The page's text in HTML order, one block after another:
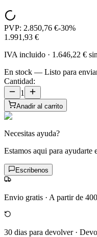
PVP: 2.850,76 €-30%
1.991,93 €
IVA incluido · 1.646,22 €
En stock — Listo para
Cantidad:
1
Anadir al carrito
Necesitas ayuda?
Estamos aqui para ayudarte
Escribenos
Envio gratis · A partir de
30 dias para devolver·